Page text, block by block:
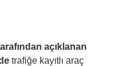
açıklanan
trafiğe kayıtlı araç